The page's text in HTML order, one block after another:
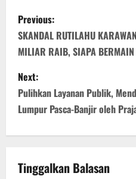
P
o
s
t
n
a
v
Previous:
SKANDAL RUTILAHU
MILIAR RAIB, SIAPA
Next:
Pulihkan Layanan Publik,
Lumpur Pasca-Banjir oleh
Tinggalkan Balasan